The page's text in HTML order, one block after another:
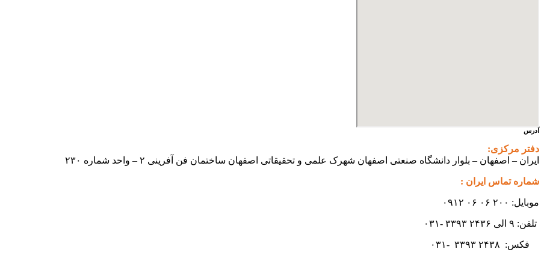
آدرس
دفتر مرکزی:
ایران – اصفهان – بلوار دانشگاه صنعتی اصفهان شهرک علمی و تحقیقاتی اصفهان ساختمان فن آفرینی ۲ – واحد شماره ۲۳۰
شماره تماس ایران :
موبایل: ۲۰۰ ۰۶ ۰۶ ۰۹۱۲
تلفن: ۹ الی ۲۴۳۶ ۳۳۹۳ -۰۳۱
فکس: ۳۳۹۳ ۲۴۳۸ -۰۳۱